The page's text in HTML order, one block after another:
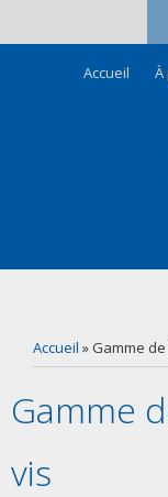
Accueil À
Vous êtes ici
Accueil » Gamme
Gamme
vis